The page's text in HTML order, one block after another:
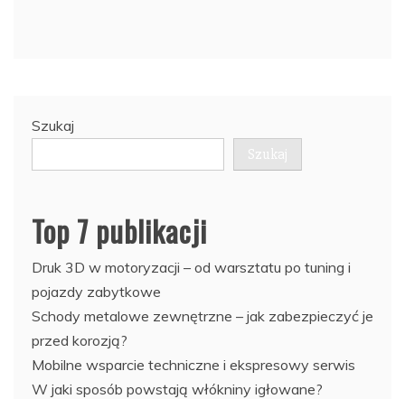
Szukaj
Szukaj
Top 7 publikacji
Druk 3D w motoryzacji – od warsztatu po tuning i
pojazdy zabytkowe
Schody metalowe zewnętrzne – jak zabezpieczyć je
przed korozją?
Mobilne wsparcie techniczne i ekspresowy serwis
W jaki sposób powstają włókniny igłowane?